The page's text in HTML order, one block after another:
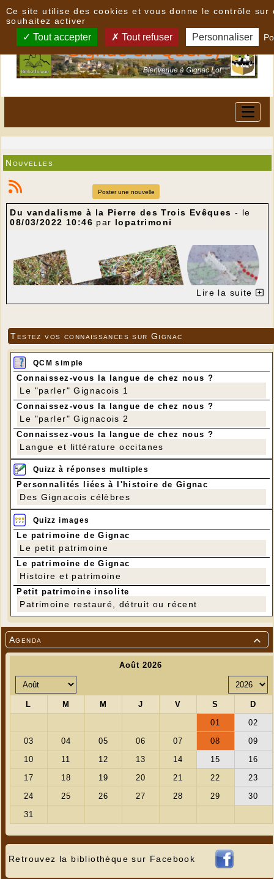

Agenda
Retrouvez la bibliothèque sur Facebook
Nouvelles
Poster une nouvelle
Du vandalisme à la Pierre des Trois Evêques - le
08/03/2022 10:46 par lopatrimoni
Bouteilles en verre fracassées contre la Pierre,
débris de verre un peu partout sur la pelouse et
panneau dégradé...
Lire la suite
Testez vos connaissances sur Gignac
QCM simple
Connaissez-vous la langue de chez nous ?
Le "parler" Gignacois 1
Connaissez-vous la langue de chez nous ?
Le "parler" Gignacois 2
Connaissez-vous la langue de chez nous ?
Langue et littérature occitanes
Quizz à réponses multiples
Personnalités liées à l'histoire de Gignac
Des Gignacois célèbres
Quizz images
Le patrimoine de Gignac
Le petit patrimoine
Le patrimoine de Gignac
Histoire et patrimoine
Petit patrimoine insolite
Patrimoine restauré, détruit ou récent
Ce site utilise des cookies et vous donne le contrôle sur
souhaitez activer
Tout accepter Tout refuser Personnaliser